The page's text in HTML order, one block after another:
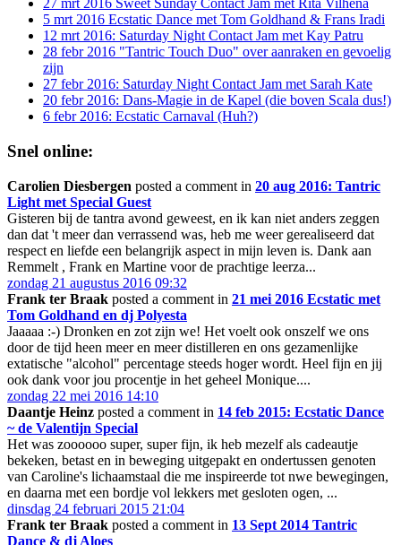
27 mrt 2016 Sweet Sunday Contact Jam met Rita Vilhena
5 mrt 2016 Ecstatic Dance met Tom Goldhand & Frans Iradi
12 mrt 2016: Saturday Night Contact Jam met Kay Patru
28 febr 2016 "Tantric Touch Duo" over aanraken en gevoelig
zijn
27 febr 2016: Saturday Night Contact Jam met Sarah Kate
20 febr 2016: Dans-Magie in de Kapel (die boven Scala dus!)
6 febr 2016: Ecstatic Carnaval (Huh?)
Snel online:
Carolien Diesbergen posted a comment in 20 aug 2016: Tantric
Light met Special Guest
Gisteren bij de tantra avond geweest, en ik kan niet anders zeggen
dan dat 't meer dan verrassend was, heb me weer gerealiseerd dat
respect en liefde een belangrijk aspect in mijn leven is. Dank aan
Remmelt , Frank en Martine voor de prachtige leerza...
zondag 21 augustus 2016 09:32
Frank ter Braak posted a comment in 21 mei 2016 Ecstatic met
Tom Goldhand en dj Polyesta
Jaaaaa :-) Dronken en zot zijn we! Het voelt ook onszelf we ons
door de tijd heen meer en meer distilleren en ons gezamenlijke
extatische "alcohol" percentage steeds hoger wordt. Heel fijn en jij
ook dank voor jou procentje in het geheel Monique....
zondag 22 mei 2016 14:10
Daantje Heinz posted a comment in 14 feb 2015: Ecstatic Dance
~ de Valentijn Special
Het was zoooooo super, super fijn, ik heb mezelf als cadeautje
bekeken, betast en in beweging uitgepakt en ondertussen genoten
van Caroline's lichaamstaal die me inspireerde tot nwe bewegingen,
en daarna met een bordje vol lekkers met gesloten ogen, ...
dinsdag 24 februari 2015 21:04
Frank ter Braak posted a comment in 13 Sept 2014 Tantric
Dance & dj Aloes